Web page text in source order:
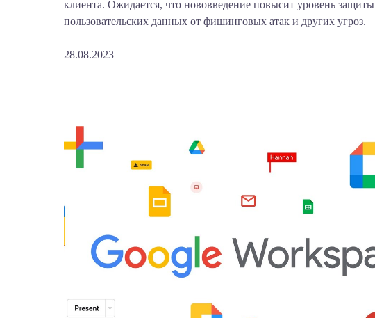
клиента. Ожидается, что нововведение повысит уровень защиты
пользовательских данных от фишинговых атак и других угроз.
28.08.2023